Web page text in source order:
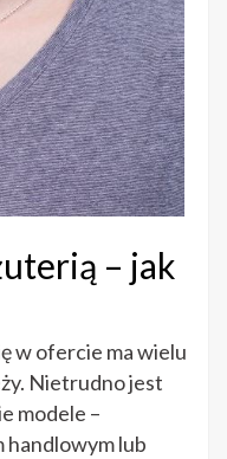
– jak
w ofercie ma wielu
Nietrudno jest
modele –
handlowym lub